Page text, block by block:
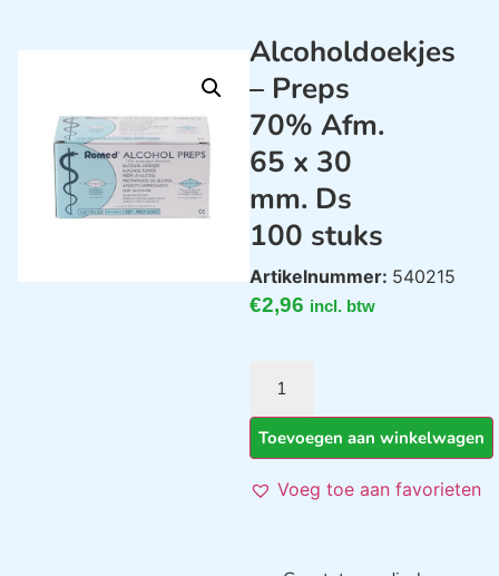
Alcoholdoekjes
– Preps
70% Afm.
65 x 30
mm. Ds
100 stuks
Artikelnummer: 540215
€2,96 incl. btw
Toevoegen aan winkelwagen
Voeg toe aan favorieten